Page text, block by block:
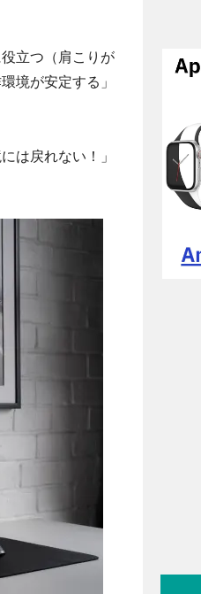
立つ（肩こりが
境が安定する」
は戻れない！」